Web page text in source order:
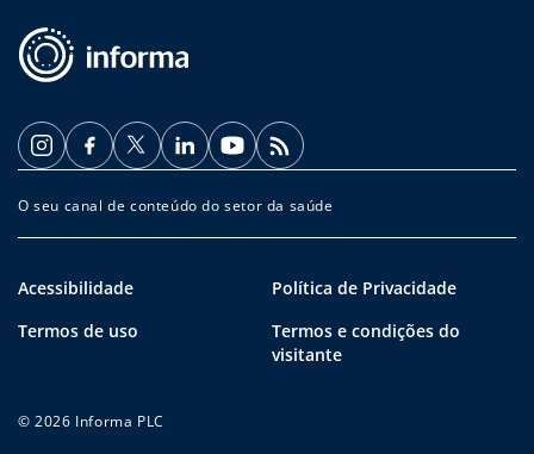
O seu canal de conteúdo do setor da saúde
Acessibilidade
Política de Privacidade
Termos de uso
Termos e condições do
visitante
© 2026 Informa PLC